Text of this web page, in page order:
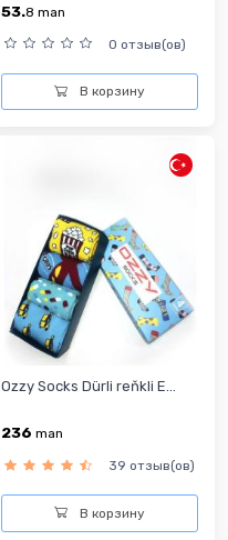
53.8 man
0 отзыв(ов)
В корзину
Ozzy Socks Dürli reňkli E...
236 man
39 отзыв(ов)
В корзину